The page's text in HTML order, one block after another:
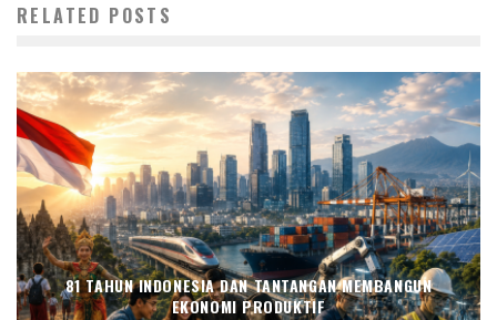
RELATED POSTS
81 TAHUN INDONESIA DAN TANTANGAN MEMBANGUN
EKONOMI PRODUKTIF